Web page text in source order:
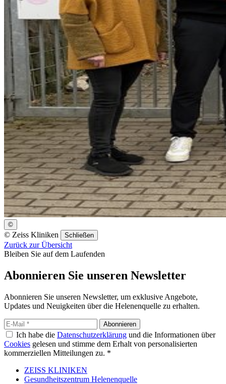
©
© Zeiss Kliniken Schließen
Zurück zur Übersicht
Bleiben Sie auf dem Laufenden
Abonnieren Sie unseren Newsletter
Abonnieren Sie unseren Newsletter, um exklusive Angebote,
Updates und Neuigkeiten über die Helenenquelle zu erhalten.
Abonnieren
Ich habe die Datenschutzerklärung und die Informationen über
Cookies gelesen und stimme dem Erhalt von personalisierten
kommerziellen Mitteilungen zu. *
ZEISS KLINIKEN
Gesundheitszentrum Helenenquelle